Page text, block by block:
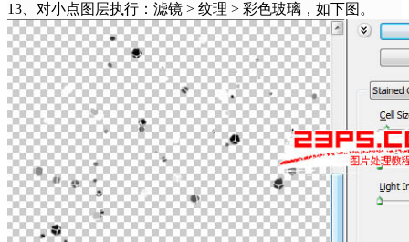
13、对小点图层执行：滤镜 > 纹理 > 彩色玻璃，如下图。